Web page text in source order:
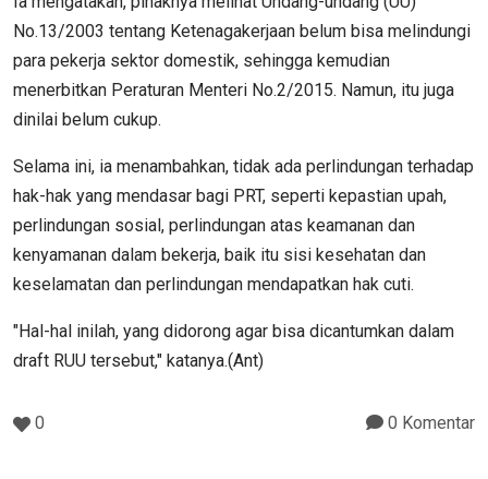
No.13/2003 tentang Ketenagakerjaan belum bisa melindungi
para pekerja sektor domestik, sehingga kemudian
menerbitkan Peraturan Menteri No.2/2015. Namun, itu juga
dinilai belum cukup.
Selama ini, ia menambahkan, tidak ada perlindungan terhadap
hak-hak yang mendasar bagi PRT, seperti kepastian upah,
perlindungan sosial, perlindungan atas keamanan dan
kenyamanan dalam bekerja, baik itu sisi kesehatan dan
keselamatan dan perlindungan mendapatkan hak cuti.
"Hal-hal inilah, yang didorong agar bisa dicantumkan dalam
draft RUU tersebut," katanya.(Ant)
0 0 Komentar